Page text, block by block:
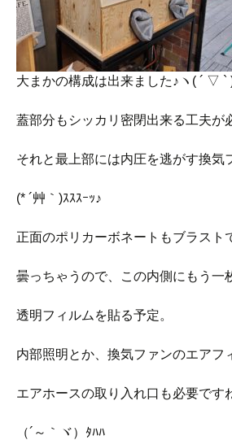
大まかの構成は出来ました♪ヽ( ´ ▽ `
蓋部分もシッカリ密閉出来る工夫が
それと最上部には内圧を逃がす換気
(* ´艸｀)ｽｽｽｰｯ♪
正面のポリカーボネートもブラスト
曇っちゃうので、この内側にもう一
透明フィルムを貼る予定。
内部照明とか、換気ファンのエアフ
エアホースの取り入れ口も必要です
（´～｀ヾ）ﾀﾊﾊ